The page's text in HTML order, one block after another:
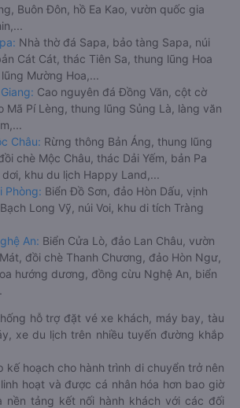
Buôn Đôn, hồ Ea Kao, vườn quốc gia
Nhà thờ đá Sapa, bảo tàng Sapa, núi
Cát Cát, thác Tiên Sa, thung lũng Hoa
Mường Hoa,...
Cao nguyên đá Đồng Văn, cột cờ
Mã Pí Lèng, thung lũng Sủng Là, làng văn
Châu: Rừng thông Bản Áng, thung lũng
chè Mộc Châu, thác Dải Yếm, bản Pa
khu du lịch Happy Land,...
Phòng: Biển Đồ Sơn, đảo Hòn Dấu, vịnh
Long Vỹ, núi Voi, khu di tích Tràng
An: Biển Cửa Lò, đảo Lan Châu, vườn
đồi chè Thanh Chương, đảo Hòn Ngư,
hướng dương, đồng cừu Nghệ An, biển
hỗ trợ đặt vé xe khách, máy bay, tàu
xe du lịch trên nhiều tuyến đường khắp
kế hoạch cho hành trình di chuyển trở nên
hoạt và được cá nhân hóa hơn bao giờ
nền tảng kết nối hành khách với các đối